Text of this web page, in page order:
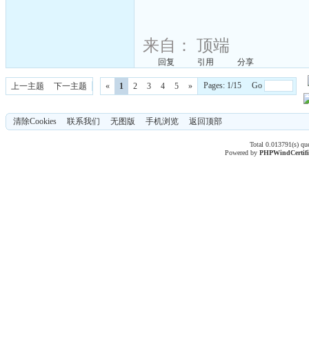
来自： 顶端
回复 引用 分享
上一主题 下一主题 « 1 2 3 4 5 » Pages: 1/15 Go
清除Cookies 联系我们 无图版 手机浏览 返回顶部
Total 0.013791(s)
Powered byPHPWind